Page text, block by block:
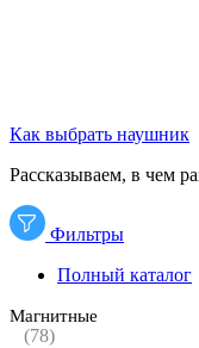
Как выбрать наушник
Рассказываем, в чем
Фильтры
Полный каталог
Магнитные
(78)